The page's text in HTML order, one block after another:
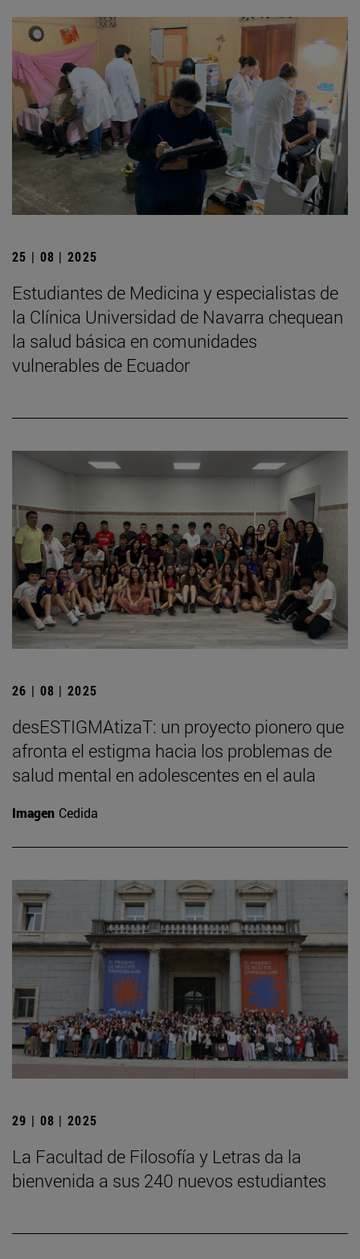
25 | 08 | 2025
Estudiantes de Medicina y especialistas de
la Clínica Universidad de Navarra chequean
la salud básica en comunidades
vulnerables de Ecuador
26 | 08 | 2025
desESTIGMAtizaT: un proyecto pionero que
afronta el estigma hacia los problemas de
salud mental en adolescentes en el aula
Imagen Cedida
29 | 08 | 2025
La Facultad de Filosofía y Letras da la
bienvenida a sus 240 nuevos estudiantes